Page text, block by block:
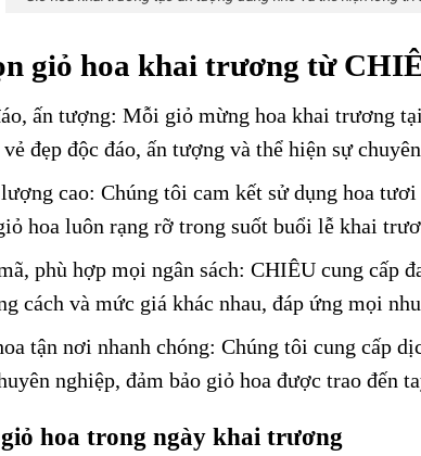
giỏ hoa khai trương từ
ấn tượng: Mỗi giỏ mừng hoa khai trương
đẹp độc đáo, ấn tượng và thể hiện sự
cao: Chúng tôi cam kết sử dụng hoa
hoa luôn rạng rỡ trong suốt buổi lễ khai
phù hợp mọi ngân sách: CHIÊU cung cấp
cách và mức giá khác nhau, đáp ứng mọi
tận nơi nhanh chóng: Chúng tôi cung cấp
nghiệp, đảm bảo giỏ hoa được trao đến
hoa trong ngày khai trương